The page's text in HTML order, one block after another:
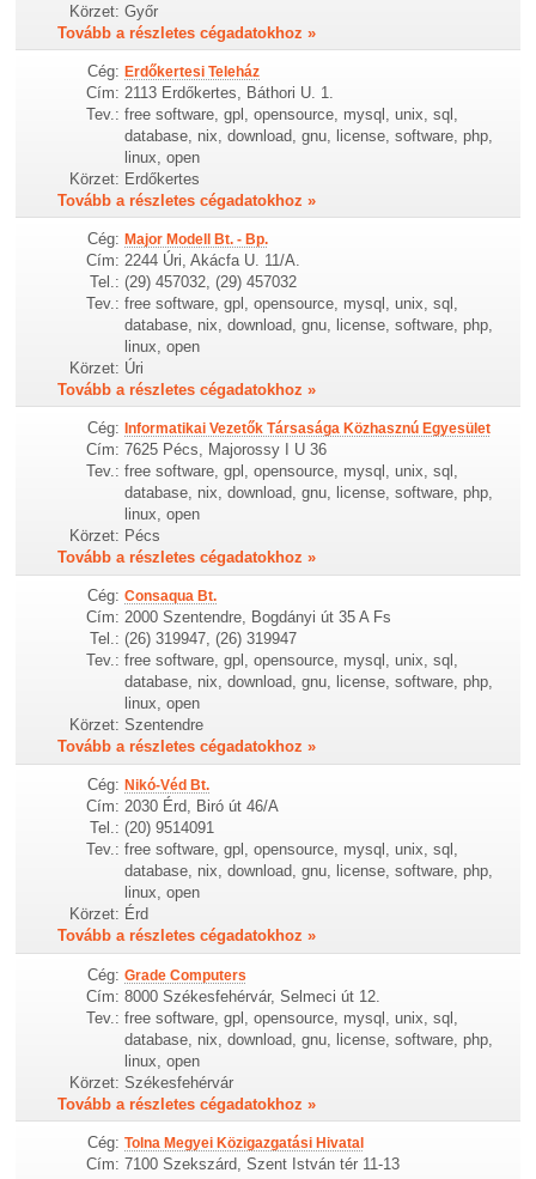
Körzet: Győr
Tovább a részletes cégadatokhoz »
Cég: Erdőkertesi Teleház
Cím: 2113 Erdőkertes, Báthori U. 1.
Tev.: free software, gpl, opensource, mysql, unix, sql,
database, nix, download, gnu, license, software, php,
linux, open
Körzet: Erdőkertes
Tovább a részletes cégadatokhoz »
Cég: Major Modell Bt. - Bp.
Cím: 2244 Úri, Akácfa U. 11/A.
Tel.: (29) 457032, (29) 457032
Tev.: free software, gpl, opensource, mysql, unix, sql,
database, nix, download, gnu, license, software, php,
linux, open
Körzet: Úri
Tovább a részletes cégadatokhoz »
Cég: Informatikai Vezetők Társasága Közhasznú Egyesület
Cím: 7625 Pécs, Majorossy I U 36
Tev.: free software, gpl, opensource, mysql, unix, sql,
database, nix, download, gnu, license, software, php,
linux, open
Körzet: Pécs
Tovább a részletes cégadatokhoz »
Cég: Consaqua Bt.
Cím: 2000 Szentendre, Bogdányi út 35 A Fs
Tel.: (26) 319947, (26) 319947
Tev.: free software, gpl, opensource, mysql, unix, sql,
database, nix, download, gnu, license, software, php,
linux, open
Körzet: Szentendre
Tovább a részletes cégadatokhoz »
Cég: Nikó-Véd Bt.
Cím: 2030 Érd, Biró út 46/A
Tel.: (20) 9514091
Tev.: free software, gpl, opensource, mysql, unix, sql,
database, nix, download, gnu, license, software, php,
linux, open
Körzet: Érd
Tovább a részletes cégadatokhoz »
Cég: Grade Computers
Cím: 8000 Székesfehérvár, Selmeci út 12.
Tev.: free software, gpl, opensource, mysql, unix, sql,
database, nix, download, gnu, license, software, php,
linux, open
Körzet: Székesfehérvár
Tovább a részletes cégadatokhoz »
Cég: Tolna Megyei Közigazgatási Hivatal
Cím: 7100 Szekszárd, Szent István tér 11-13